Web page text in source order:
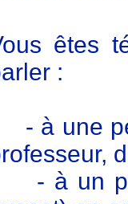
êtes
:
- à une
- à un